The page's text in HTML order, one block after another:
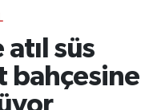
süs
bahçesine
Fikstür